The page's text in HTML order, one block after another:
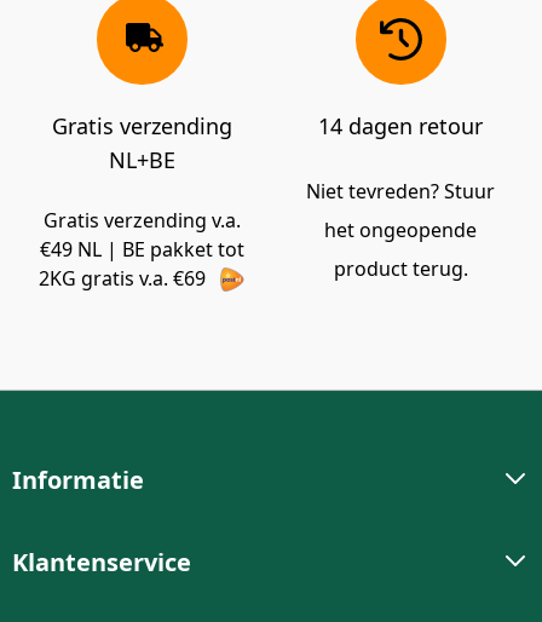
Gratis verzending
NL+BE
Gratis verzending v.a.
€49 NL | BE pakket tot
2KG gratis v.a. €69
14 dagen retour
Niet tevreden? Stuur
het ongeopende
product terug.
Informatie
Klantenservice